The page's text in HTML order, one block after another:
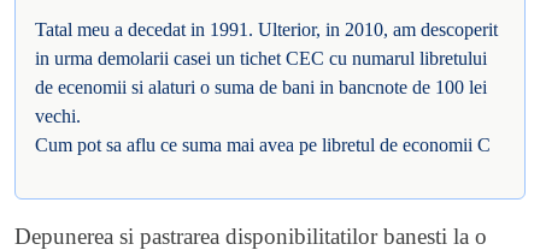
Tatal meu a decedat in 1991. Ulterior, in 2010, am descoperit
in urma demolarii casei un tichet CEC cu numarul libretului
de ecenomii si alaturi o suma de bani in bancnote de 100 lei
vechi.
Cum pot sa aflu ce suma mai avea pe libretul de economii C
Depunerea si pastrarea disponibilitatilor banesti la o